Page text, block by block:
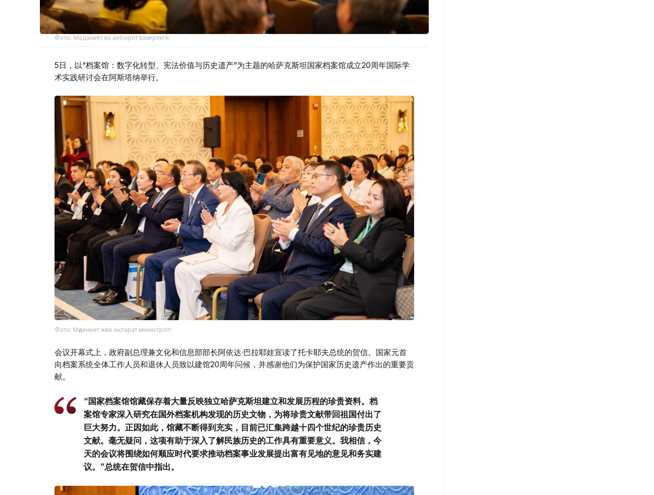
Фото: Маданият ва ахборот вазирлиги
5日，以“档案馆：数字化转型、宪法价值与历史遗产”为主题的哈萨克斯坦国家档案馆成立20周年国际学
术实践研讨会在阿斯塔纳举行。
Фото: Мәдениет және ақпарат министрлігі
会议开幕式上，政府副总理兼文化和信息部部长阿依达·巴拉耶娃宣读了托卡耶夫总统的贺信。国家元首
向档案系统全体工作人员和退休人员致以建馆20周年问候，并感谢他们为保护国家历史遗产作出的重要贡
献。
“国家档案馆馆藏保存着大量反映独立哈萨克斯坦建立和发展历程的珍贵资料。档
案馆专家深入研究在国外档案机构发现的历史文物，为将珍贵文献带回祖国付出了
巨大努力。正因如此，馆藏不断得到充实，目前已汇集跨越十四个世纪的珍贵历史
文献。毫无疑问，这项有助于深入了解民族历史的工作具有重要意义。我相信，今
天的会议将围绕如何顺应时代要求推动档案事业发展提出富有见地的意见和务实建
议。”总统在贺信中指出。